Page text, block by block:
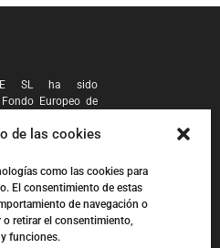
de las cookies
como las cookies para
El consentimiento de estas
de navegación o
retirar el consentimiento,
funciones.
SLha sido
Europeo de
el
al que ha
así como
la creación y la
2020-2021. Para
InnoCámaras